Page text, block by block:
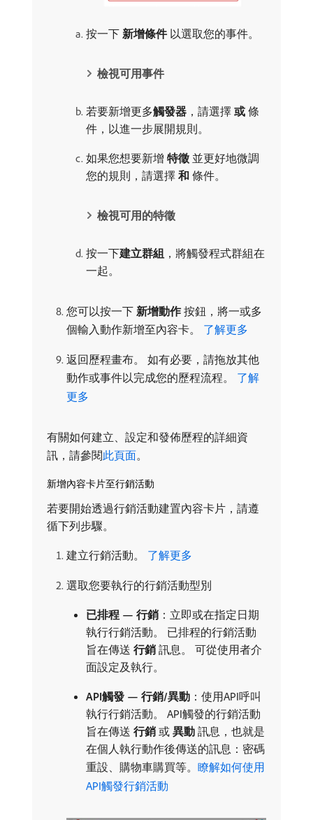
按一下​ 新增條件​以選取您的事件。
檢視可用事件
若要新增更多​觸發器 ，請選擇​ 或 ​條
件，以進一步展開規則。
如果您想要新增​ 特徵 ​並更好地微調
您的規則，請選擇​ 和 ​條件。
檢視可用的特徵
按一下​建立群組 ，將觸發程式群組在
一起。
您可以按一下​ 新增動作​按鈕，將一或多
個輸入動作新增至內容卡。 了解更多
返回歷程畫布。 如有必要，請拖放其他
動作或事件以完成您的歷程流程。 了解
更多
有關如何建立、設定和發佈歷程的詳細資
訊，請參閱此頁面。
新增內容卡片至行銷活動
若要開始透過行銷活動建置內容卡片，請遵
循下列步驟。
建立行銷活動。 了解更多
選取您要執行的行銷活動型別
已排程 — 行銷 ：立即或在指定日期
執行行銷活動。 已排程的行銷活動
旨在傳送​ 行銷 ​訊息。 可從使用者介
面設定及執行。
API觸發 — 行銷/異動 ：使用API呼叫
執行行銷活動。 API觸發的行銷活動
旨在傳送​ 行銷 ​或​ 異動 ​訊息，也就是
在個人執行動作後傳送的訊息：密碼
重設、購物車購買等。 瞭解如何使用
API觸發行銷活動